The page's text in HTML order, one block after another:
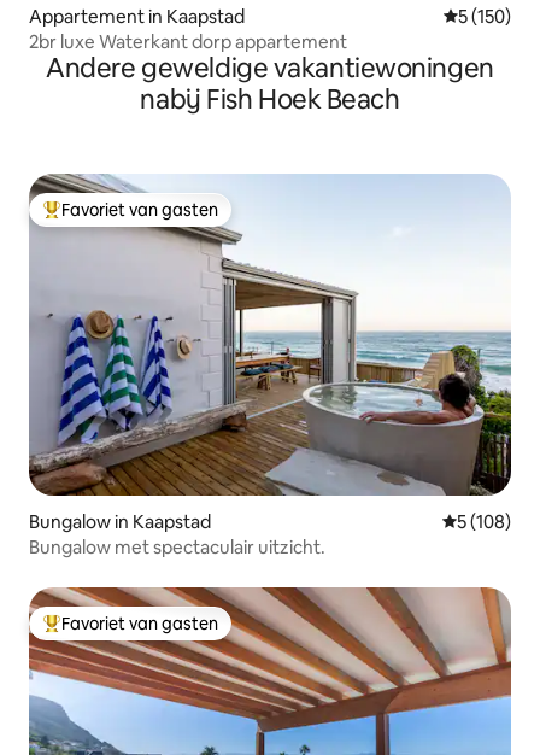
Appartement in Kaapstad
5 (150)
2br luxe Waterkant dorp appartement
Andere geweldige vakantiewoningen
nabij Fish Hoek Beach
Topfavoriet van gasten
Favoriet van gasten
Bungalow in Kaapstad
5 (108)
Bungalow met spectaculair uitzicht.
Topfavoriet van gasten
Favoriet van gasten